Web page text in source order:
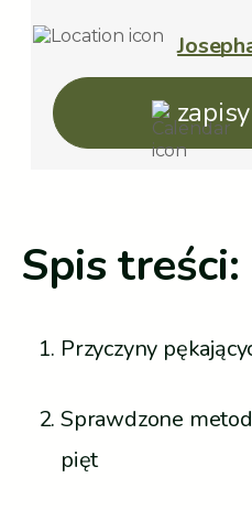
Spis treści:
Przyczyny
Sprawdzone
pięt